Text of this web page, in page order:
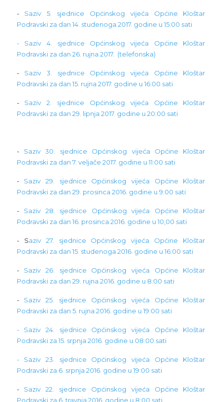
- Saziv 5. sjednice Općinskog vijeća Općine Kloštar
Podravski za dan 14. studenoga 2017. godine u 15:00 sati
- Saziv 4. sjednice Općinskog vijeća Općine Kloštar
Podravski za dan 26. rujna 2017. (telefonska)
- Saziv 3. sjednice Općinskog vijeća Općine Kloštar
Podravski za dan 15. rujna 2017. godine u 16:00 sati
- Saziv 2. sjednice Općinskog vijeća Općine Kloštar
Podravski za dan 29. lipnja 2017. godine u 20:00 sati
- Saziv 30. sjednice Općinskog vijeća Općine Kloštar
Podravski za dan 7. veljače 2017. godine u 11:00 sati
- Saziv 29. sjednice Općinskog vijeća Općine Kloštar
Podravski za dan 29. prosinca 2016. godine u 9:00 sati
- Saziv 28. sjednice Općinskog vijeća Općine Kloštar
Podravski za dan 16. prosinca 2016. godine u 10,00 sati
- Saziv 27. sjednice Općinskog vijeća Općine Kloštar
Podravski za dan 15. studenoga 2016. godine u 16:00 sati
- Saziv 26. sjednice Općinskog vijeća Općine Kloštar
Podravski za dan 29. rujna 2016. godine u 8:00 sati
- Saziv 25. sjednice Općinskog vijeća Općine Kloštar
Podravski za dan 5. rujna 2016. godine u 19:00 sati
- Saziv 24. sjednice Općinskog vijeća Općine Kloštar
Podravski za 15. srpnja 2016. godine u 08:00 sati
- Saziv 23. sjednice Općinskog vijeća Općine Kloštar
Podravski za 6. srpnja 2016. godine u 19:00 sati
-Saziv 22. sjednice Općinskog vijeća Općine Kloštar
Podravski za 6. travnja 2016. godine u 8:00 sati